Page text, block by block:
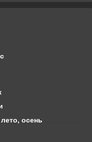
осень